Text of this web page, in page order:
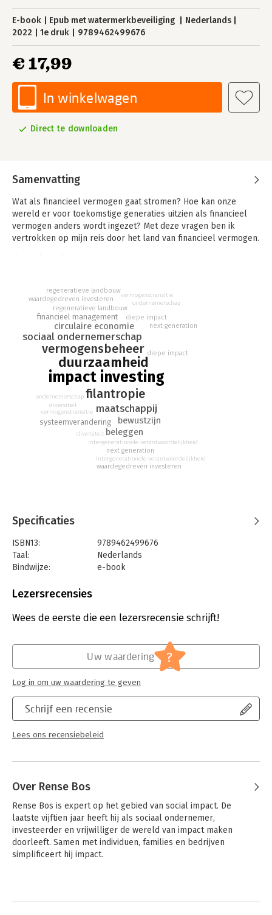
E-book Epub met watermerkbeveiliging
Nederlands
2022
1e druk 9789462499676
€ 17,99
In winkelwagen
Direct te downloaden
Samenvatting
Wat als financieel vermogen gaat stromen? Hoe kan onze
wereld er voor toekomstige generaties uitzien als financieel
vermogen anders wordt ingezet? Met deze vragen ben ik
vertrokken op mijn reis door het land van financieel vermogen.
zo steentje bij steentje een gezondere wereld voor de
volgende generaties te realiseren.
impact investing
duurzaamheid
filantropie
vermogensbeheer
maatschappij
sociaal ondernemerschap
circulaire economie
bewustzijn
beleggen
systeemverandering
financieel management
regeneratieve landbouw
diversiteit
vermogenstransitie
intergenerationele verantwoordelijkheid
ondernemerschap
diepe impact
next generation
waardegedreven investeren
regeneratieve landbouw
diversiteit
vermogenstransitie
intergenerationele verantwoordelijkheid
ondernemerschap
diepe impact
next generation
waardegedreven investeren
Specificaties
ISBN13:
9789462499676
Taal:
Nederlands
Bindwijze:
e-book
Bestandsformaat:
Uitgever:
Amsterdam University Press
Hoofdrubriek: Financieel management
Lezersrecensies
Wees de eerste die een lezersrecensie schrijft!
Schrijf een recensie
Lees ons recensiebeleid
Uw waardering ?
Log in om uw waardering te geven
Over Rense Bos
Rense Bos is expert op het gebied van social impact. De
laatste vijftien jaar heeft hij als sociaal ondernemer,
investeerder en vrijwilliger de wereld van impact maken
doorleeft. Samen met individuen, families en bedrijven
simplificeert hij impact.